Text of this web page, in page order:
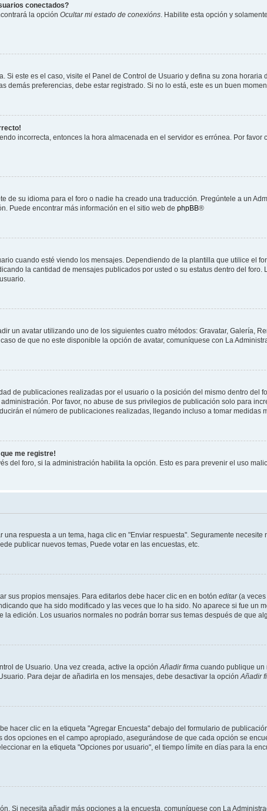
conectados?
la opción Ocultar mi estado de conexións . Habilite esta opción y
este es el caso, visite el Panel de Control de Usuario y defina su zona horaria
demás preferencias, debe estar registrado. Si no lo está, este es un buen
incorrecta, entonces la hora almacenada en el servidor es errónea. Por
de su idioma para el foro o nadie ha creado una traducción. Pregúntele a un
Puede encontrar más información en el sitio web de phpBB®
cuando esté viendo los mensajes. Dependiendo de la plantilla que utilice el
la cantidad de mensajes publicados por usted o su estatus dentro del
un avatar utilizando uno de los siguientes cuatro métodos: Gravatar, Galería,
de que no este disponible la opción de avatar, comuníquese con La
de publicaciones realizadas por el usuario o la posición del mismo dentro del
Por favor, no abuse de sus privilegios de publicación solo para
el número de publicaciones realizadas, llegando incluso a tomar medidas
me registre!
del foro, si la administración habilita la opción. Esto es para prevenir el uso
respuesta a un tema, haga clic en "Enviar respuesta". Seguramente
publicar nuevos temas, Puede votar en las encuestas, etc.
sus propios mensajes. Para editarlos debe hacer clic en en botón editar(a veces
que ha sido modificado y las veces que lo ha sido. No aparece si fue un
edición. Los usuarios normales no podrán borrar sus temas después de que
de Usuario. Una vez creada, active la opción Añadir firma cuando publique un
Para dejar de añadirla en los mensajes, debe desactivar la opción Añadir
hacer clic en la etiqueta "Agregar Encuesta" debajo del formulario de
opciones en el campo apropiado, asegurándose de que cada opción se
en la etiqueta "Opciones por usuario", el tiempo límite en días para la
Si necesita añadir más opciones a la encuesta, comuníquese con La